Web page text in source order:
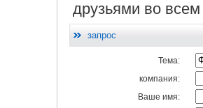
друзьями во всем
запрос
Тема:
компания:
Ваше имя: